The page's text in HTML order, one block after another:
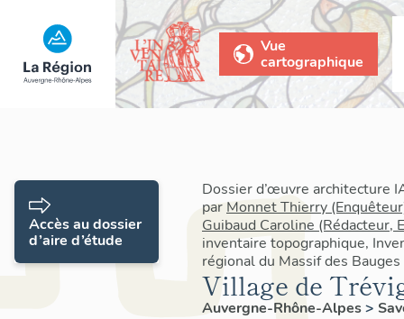
Vue
cartographique
Dossier d’œuvre architecture
par Monnet Thierry
Guibaud Caroline (Rédacteur,
inventaire topographique,
régional du Massif des Bauges
Village de
Auvergne-Rhône-Alpes>
Accès au dossier
d’aire d’étude